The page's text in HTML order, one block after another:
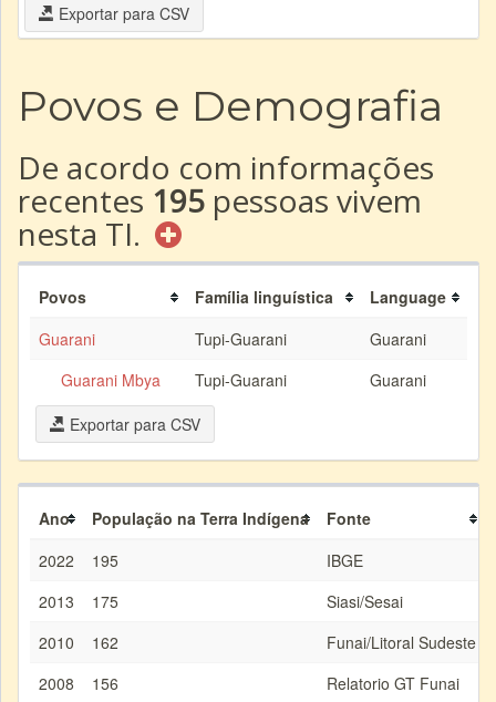
Exportar para CSV
Povos e Demografia
De acordo com informações
recentes 195 pessoas vivem
nesta TI.
Povos Família linguística
Language
Guarani
Tupi-Guarani
Guarani
Guarani Mbya
Tupi-Guarani
Guarani
Exportar para CSV
Ano População na Terra Indígena
Fonte
2022
195
IBGE
2013
175
Siasi/Sesai
2010
162
Funai/Litoral Sudeste
2008
156
Relatorio GT Funai